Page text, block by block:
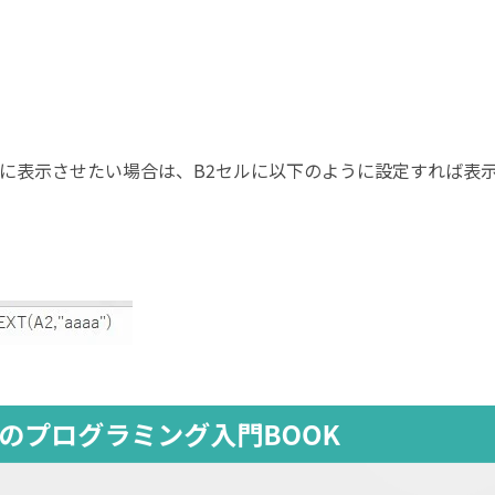
表示させたい場合は、 B2セルに以下のように設定すれば表